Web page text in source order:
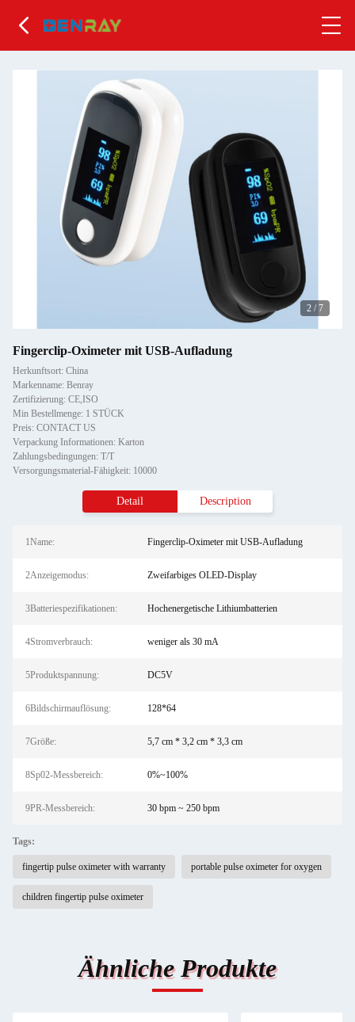
2 /7
Fingerclip-Oximeter mit USB-Aufladung
Herkunftsort: China
Markenname: Benray
Zertifizierung: CE,ISO
Min Bestellmenge: 1 STÜCK
Preis: CONTACT US
Verpackung Informationen: Karton
Zahlungsbedingungen: T/T
Versorgungsmaterial-Fähigkeit: 10000
Detail Description
1Name: Fingerclip-Oximeter mit USB-Aufladung
2Anzeigemodus: Zweifarbiges OLED-Display
3Batteriespezifikationen: Hochenergetische Lithiumbatterien
4Stromverbrauch: weniger als 30 mA
5Produktspannung: DC5V
6Bildschirmauflösung: 128*64
7Größe: 5,7 cm * 3,2 cm * 3,3 cm
8Sp02-Messbereich: 0%~100%
9PR-Messbereich: 30 bpm ~ 250 bpm
Tags:
fingertip pulse oximeter with warranty portable pulse oximeter for oxygen
children fingertip pulse oximeter
Ähnliche Produkte